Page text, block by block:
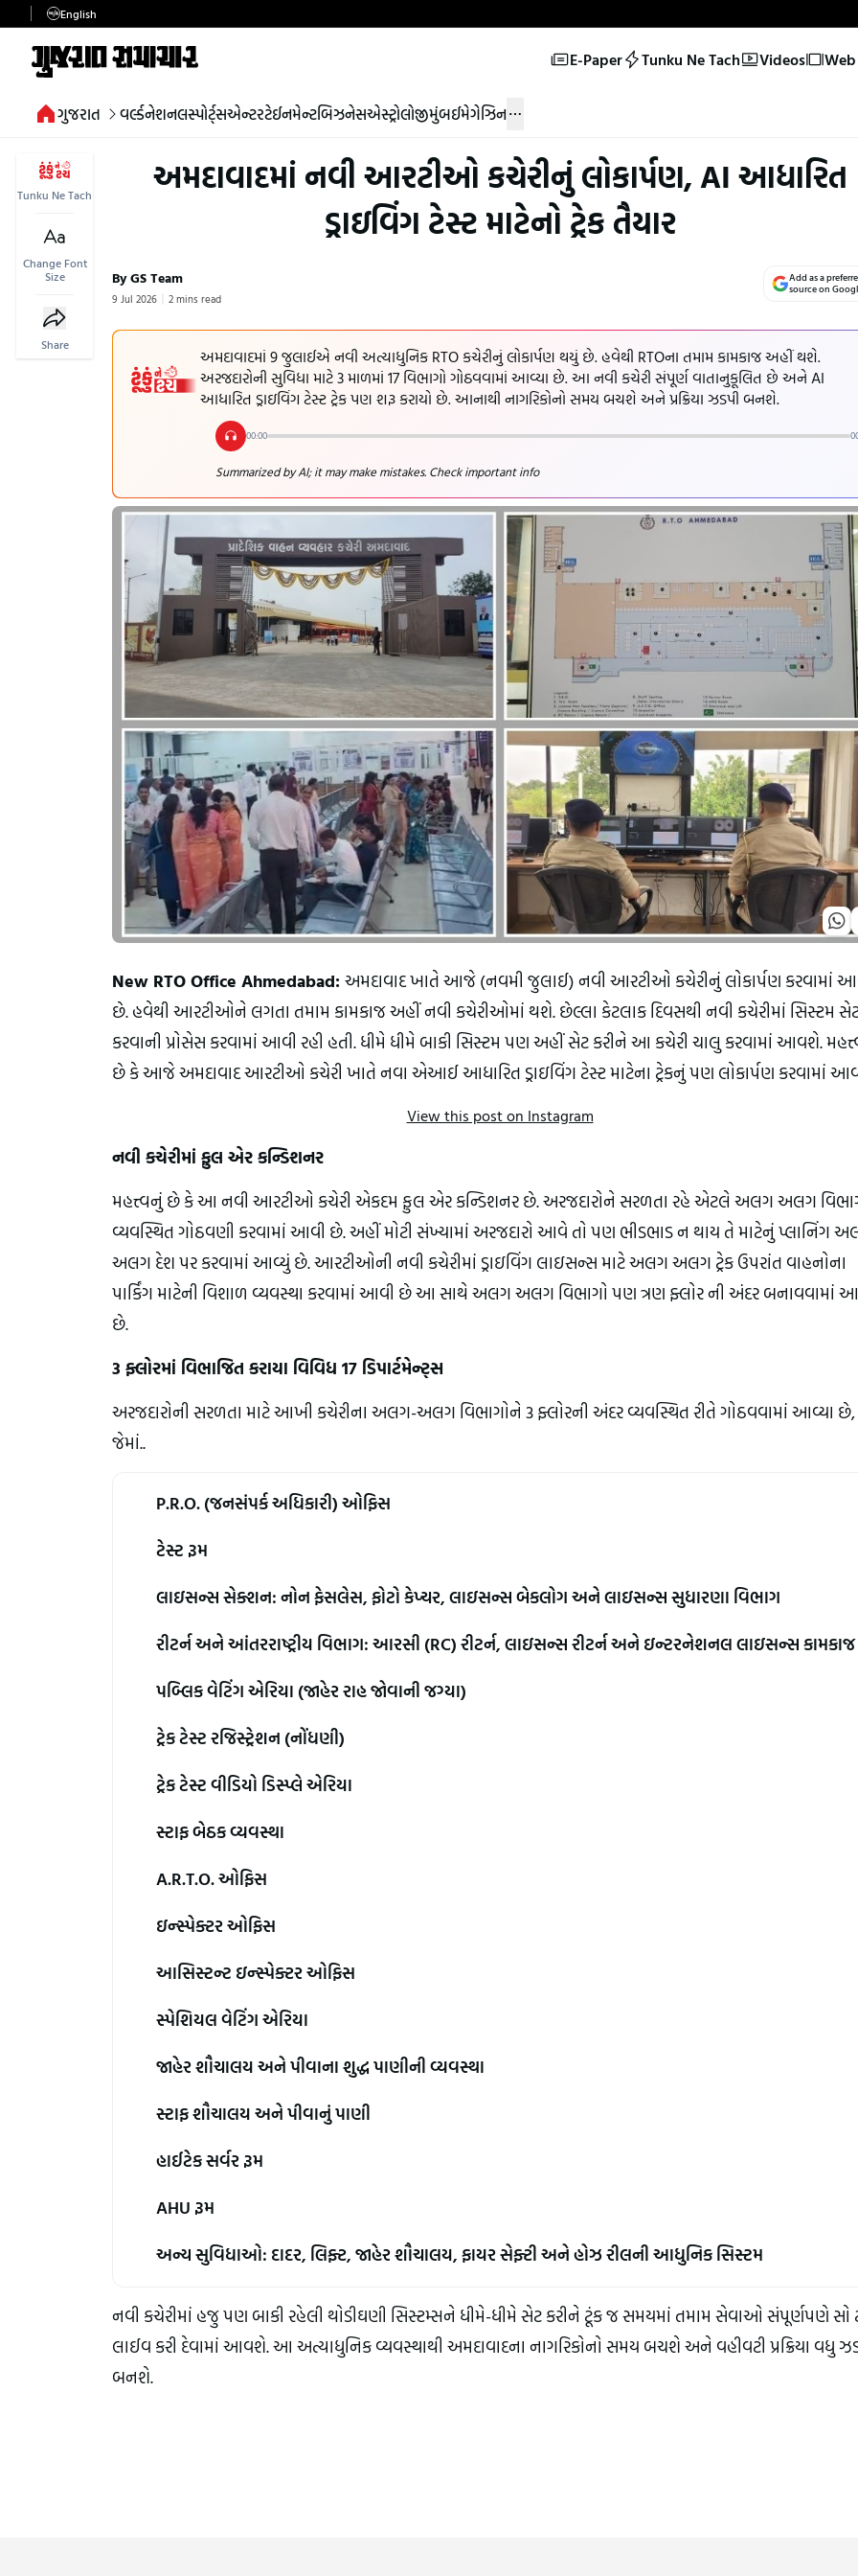
English
E-Paper Tunku Ne Tach Videos
ગુજરાત વર્લ્ડનેશનલસ્પોર્ટ્સએન્ટરટેઈનમેન્ટબિઝનેસએસ્ટ્રોલોજીમુંબઈમેગેઝિન
Tunku Ne Tach
Change Font
Size
Share
અમદાવાદમાં નવી આરટીઓ કચેરીનું લોકાર્પણ, AI આધારિત
ડ્રાઇવિંગ ટેસ્ટ માટેનો ટ્રેક તૈયાર
By GS Team
9 Jul 2026 2 mins read
Add as a
source on
અમદાવાદમાં 9 જુલાઈએ નવી અત્યાધુનિક RTO કચેરીનું લોકાર્પણ થયું છે. હવેથી RTOના તમામ કામકાજ અહીં થશે.
અરજદારોની સુવિધા માટે 3 માળમાં 17 વિભાગો ગોઠવવામાં આવ્યા છે. આ નવી કચેરી સંપૂર્ણ વાતાનુકૂલિત છે અને AI
આધારિત ડ્રાઇવિંગ ટેસ્ટ ટ્રેક પણ શરૂ કરાયો છે. આનાથી નાગરિકોનો સમય બચશે અને પ્રક્રિયા ઝડપી બનશે.
00:00
Summarized by AI; it may make mistakes. Check important info
New RTO Office Ahmedabad: અમદાવાદ ખાતે આજે (નવમી જુલાઈ) નવી આરટીઓ કચેરીનું લોકાર્પણ કરવામાં
છે. હવેથી આરટીઓને લગતા તમામ કામકાજ અહીં નવી કચેરીઓમાં થશે. છેલ્લા કેટલાક દિવસથી નવી કચેરીમાં સિસ્ટમ
કરવાની પ્રોસેસ કરવામાં આવી રહી હતી. ધીમે ધીમે બાકી સિસ્ટમ પણ અહીં સેટ કરીને આ કચેરી ચાલુ કરવામાં આવશે.
છે કે આજે અમદાવાદ આરટીઓ કચેરી ખાતે નવા એઆઈ આધારિત ડ્રાઇવિંગ ટેસ્ટ માટેના ટ્રેકનું પણ લોકાર્પણ કરવામાં
View this post on Instagram
નવી કચેરીમાં ફુલ એર કન્ડિશનર
મહત્ત્વનું છે કે આ નવી આરટીઓ કચેરી એકદમ ફુલ એર કન્ડિશનર છે. અરજદારોને સરળતા રહે એટલે અલગ અલગ
વ્યવસ્થિત ગોઠવણી કરવામાં આવી છે. અહીં મોટી સંખ્યામાં અરજદારો આવે તો પણ ભીડભાડ ન થાય તે માટેનું પ્લાનિંગ
અલગ દેશ પર કરવામાં આવ્યું છે. આરટીઓની નવી કચેરીમાં ડ્રાઇવિંગ લાઇસન્સ માટે અલગ અલગ ટ્રેક ઉપરાંત વાહનોના
પાર્કિંગ માટેની વિશાળ વ્યવસ્થા કરવામાં આવી છે આ સાથે અલગ અલગ વિભાગો પણ ત્રણ ફ્લોર ની અંદર બનાવવામાં
છે.
3 ફ્લોરમાં વિભાજિત કરાયા વિવિધ 17 ડિપાર્ટમેન્ટ્સ
અરજદારોની સરળતા માટે આખી કચેરીના અલગ-અલગ વિભાગોને 3 ફ્લોરની અંદર વ્યવસ્થિત રીતે ગોઠવવામાં આવ્યા છે,
જેમાં..
P.R.O. (જનસંપર્ક અધિકારી) ઓફિસ
ટેસ્ટ રૂમ
લાઇસન્સ સેક્શન: નોન ફેસલેસ, ફોટો કેપ્ચર, લાઇસન્સ બેકલોગ અને લાઇસન્સ સુધારણા વિભાગ
રીટર્ન અને આંતરરાષ્ટ્રીય વિભાગ: આરસી (RC) રીટર્ન, લાઇસન્સ રીટર્ન અને ઇન્ટરનેશનલ લાઇસન્સ કામકાજ
પબ્લિક વેટિંગ એરિયા (જાહેર રાહ જોવાની જગ્યા)
ટ્રેક ટેસ્ટ રજિસ્ટ્રેશન (નોંધણી)
ટ્રેક ટેસ્ટ વીડિયો ડિસ્પ્લે એરિયા
સ્ટાફ બેઠક વ્યવસ્થા
A.R.T.O. ઓફિસ
ઇન્સ્પેક્ટર ઓફિસ
આસિસ્ટન્ટ ઇન્સ્પેક્ટર ઓફિસ
સ્પેશિયલ વેટિંગ એરિયા
જાહેર શૌચાલય અને પીવાના શુદ્ધ પાણીની વ્યવસ્થા
સ્ટાફ શૌચાલય અને પીવાનું પાણી
હાઈટેક સર્વર રૂમ
AHU રૂમ
અન્ય સુવિધાઓ: દાદર, લિફ્ટ, જાહેર શૌચાલય, ફાયર સેફ્ટી અને હોઝ રીલની આધુનિક સિસ્ટમ
નવી કચેરીમાં હજુ પણ બાકી રહેલી થોડીઘણી સિસ્ટમ્સને ધીમે-ધીમે સેટ કરીને ટૂંક જ સમયમાં તમામ સેવાઓ સંપૂર્ણપણે સો
લાઈવ કરી દેવામાં આવશે. આ અત્યાધુનિક વ્યવસ્થાથી અમદાવાદના નાગરિકોનો સમય બચશે અને વહીવટી પ્રક્રિયા વધુ
બનશે.